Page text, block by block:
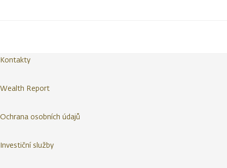
Kontakty
Wealth Report
Ochrana osobních údajů
Investiční služby